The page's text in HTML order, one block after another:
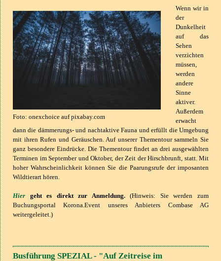
Foto: onexchoice auf pixabay.com
Wenn wir in
der
Dunkelheit
auf das
Sehen
verzichten
müssen,
werden
andere
Sinne
aktiver.
Außerdem
erwacht
dann die dämmerungs- und nachtaktive Fauna und erfüllt die Umgebung
mit ihren Rufen und Geräuschen. Auf unserer Thementour sammeln Sie
ganz besondere Eindrücke. Die Thementour findet an drei ausgewählten
Terminen im September und Oktober, der Zeit der Hirschbrunft, statt. Mit
hoher Wahrscheinlichkeit können Sie die Paarungsrufe der imposanten
Wildtierart hören.
Hier geht es direkt zur Anmeldung.
(Hinweis: Sie werden zum
Buchungsportal Korona.Event unseres Anbieters Combase AG
weitergeleitet.)
Busführung SPEZIAL - "Auf Zeitreise im